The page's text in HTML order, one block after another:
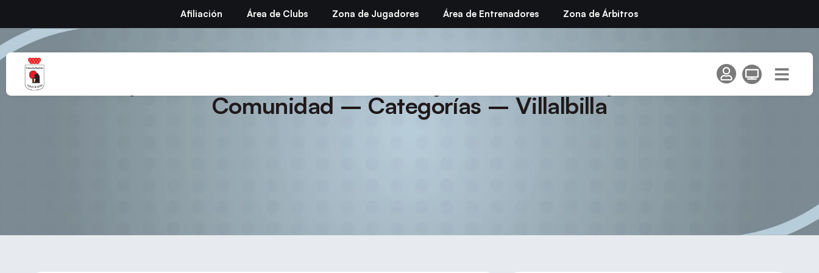
Afiliación Área de Clubs Zona de Jugadores Área de Entrenadores Zona de Árbitros
Temporada 2025 – 26 – Sorteo y horarios – II Open Circuito
Comunidad – Categorías – Villalbilla